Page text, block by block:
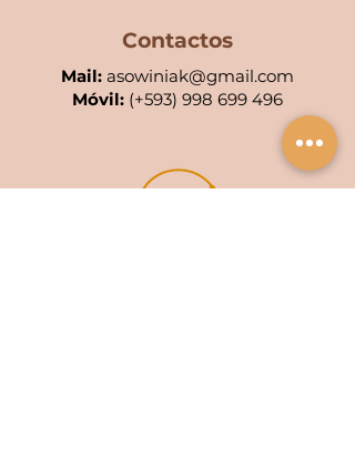
Contactos
Mail: asowiniak@gmail.com
Móvil: (+593) 998 699 496